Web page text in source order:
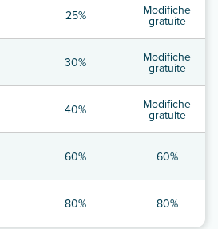
25% Modifiche
gratuite
30% Modifiche
gratuite
40% Modifiche
gratuite
60% 60%
80% 80%